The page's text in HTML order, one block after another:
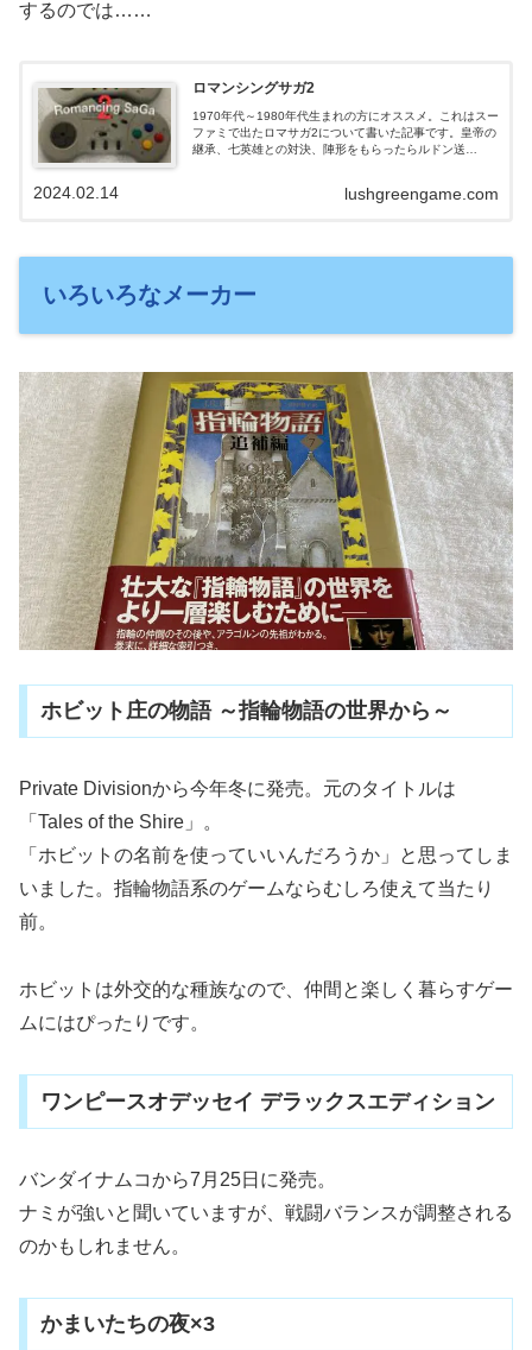
するのでは……
ロマンシングサガ2
1970年代～1980年代生まれの方にオススメ。これはスー
ファミで出たロマサガ2について書いた記事です。皇帝の
継承、七英雄との対決、陣形をもらったらルドン送
lushgreengame.com
2024.02.14
いろいろなメーカー
ホビット庄の物語 ～指輪物語の世界から～
Private Divisionから今年冬に発売。元のタイトルは
「Tales of the Shire」。
「ホビットの名前を使っていいんだろうか」と思ってしま
いました。指輪物語系のゲームならむしろ使えて当たり
前。
ホビットは外交的な種族なので、仲間と楽しく暮らすゲー
ムにはぴったりです。
ワンピースオデッセイ デラックスエディション
バンダイナムコから7月25日に発売。
ナミが強いと聞いていますが、戦闘バランスが調整される
のかもしれません。
かまいたちの夜×3